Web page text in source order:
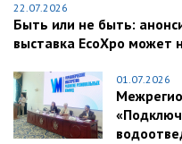
22.07.2026
Быть или не быть:
выставка EcoXpo может
01.07.2026